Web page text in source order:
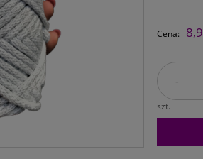
Cena:
-
szt.